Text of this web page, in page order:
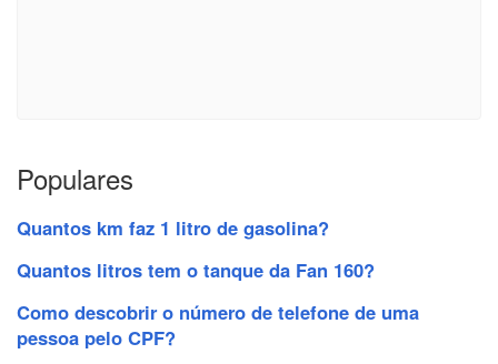
Populares
Quantos km faz 1 litro de gasolina?
Quantos litros tem o tanque da Fan 160?
Como descobrir o número de telefone de uma
pessoa pelo CPF?